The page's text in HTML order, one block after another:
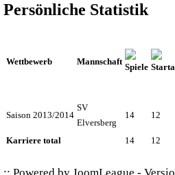
Persönliche Statistik
Wettbewerb Mannschaft
Saison 2013/2014
SV
Elversberg
14 12
Karriere total 14 12